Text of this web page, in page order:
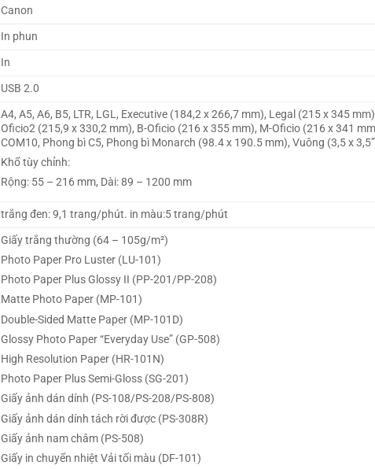
Canon
In phun
In
USB 2.0
A4, A5, A6, B5, LTR, LGL, Executive (184,2 x 266,7 mm), Legal (215 x 345
Oficio2 (215,9 x 330,2 mm), B-Oficio (216 x 355 mm), M-Oficio (216 x 341
COM10, Phong bì C5, Phong bì Monarch (98.4 x 190.5 mm), Vuông (3,5 x
Khổ tùy chỉnh:
Rộng: 55 – 216 mm, Dài: 89 – 1200 mm
trắng đen: 9,1 trang/phút. in màu:5 trang/phút
Giấy trắng thường (64 – 105g/m²)
Photo Paper Pro Luster (LU-101)
Photo Paper Plus Glossy II (PP-201/PP-208)
Matte Photo Paper (MP-101)
Double-Sided Matte Paper (MP-101D)
Glossy Photo Paper “Everyday Use” (GP-508)
High Resolution Paper (HR-101N)
Photo Paper Plus Semi-Gloss (SG-201)
Giấy ảnh dán dính (PS-108/PS-208/PS-808)
Giấy ảnh dán dính tách rời được (PS-308R)
Giấy ảnh nam châm (PS-508)
Giấy in chuyển nhiệt Vải tối màu (DF-101)